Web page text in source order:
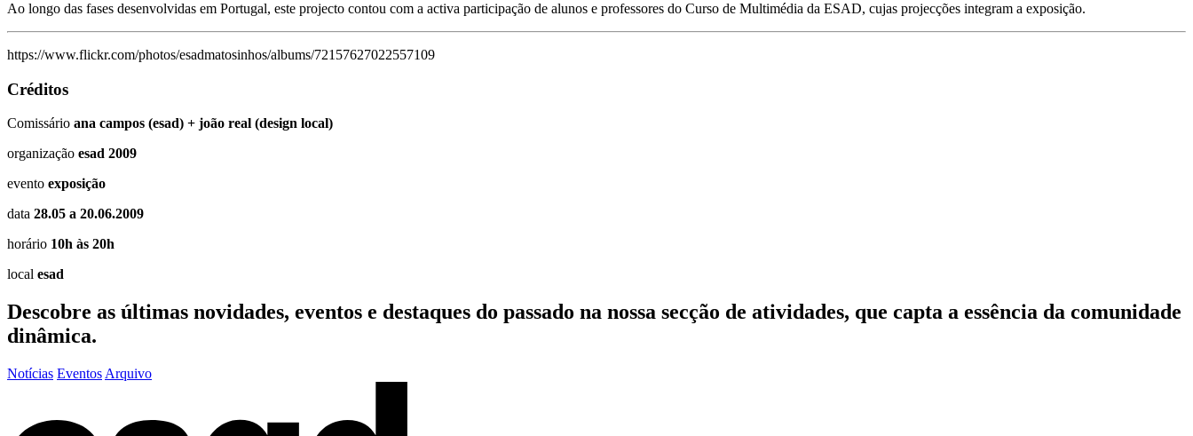
Ao longo das fases desenvolvidas em Portugal, este projecto contou com a activa participação de alunos e professores do Curso de Multimédia da ESAD, cujas projecções integram a exposição.
https://www.flickr.com/photos/esadmatosinhos/albums/72157627022557109
Créditos
Comissário ana campos (esad) + joão real (design local)
organização esad 2009
evento exposição
data 28.05 a 20.06.2009
horário 10h às 20h
local esad
Descobre as últimas novidades, eventos e destaques do passado na nossa secção de atividades, que capta a essência da comunidade
dinâmica.
Notícias Eventos Arquivo